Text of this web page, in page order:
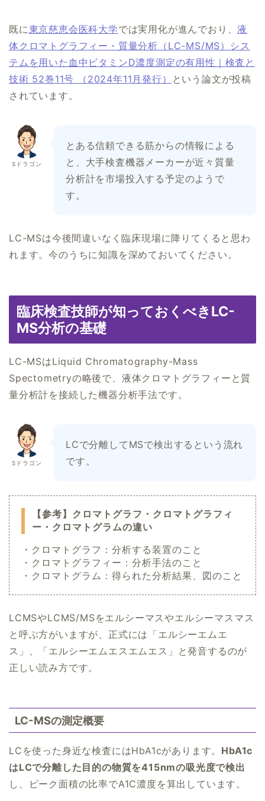
既に東京慈恵会医科大学では実用化が進んでおり、液
体クロマトグラフィー・質量分析（LC-MS/MS）シス
テムを用いた血中ビタミンD濃度測定の有用性｜検査と
技術 52巻11号 （2024年11月発行）
という論文が投稿
されています。
Sドラゴン
とある信頼できる筋からの情報による
と、大手検査機器メーカーが近々質量
分析計を市場投入する予定のようで
す。
LC-MSは今後間違いなく臨床現場に降りてくると思わ
れます。今のうちに知識を深めておいてください。
臨床検査技師が知っておくべきLC-
MS分析の基礎
LC-MSはLiquid Chromatography-Mass
Spectometryの略後で、液体クロマトグラフィーと質
量分析計を接続した機器分析手法です。
Sドラゴン
LCで分離してMSで検出するという流れ
です。
【参考】クロマトグラフ・クロマトグラフィ
ー・クロマトグラムの違い
・クロマトグラフ：分析する装置のこと
・クロマトグラフィー：分析手法のこと
・クロマトグラム：得られた分析結果、図のこと
LCMSやLCMS/MSをエルシーマスやエルシーマスマス
と呼ぶ方がいますが、正式には「エルシーエムエ
ス」、「エルシーエムエスエムエス」と発音するのが
正しい読み方です。
LC-MSの測定概要
LCを使った身近な検査にはHbA1cがあります。 HbA1c
はLCで分離した目的の物質を415nmの吸光度で検出
し、ピーク面積の比率でA1C濃度を算出しています。